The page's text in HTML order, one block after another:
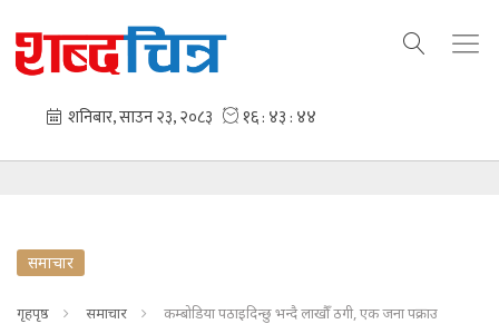
समाचार
गृहपृष्ठ समाचार कम्बोडिया पठाइदिन्छु भन्दै लाखौँ ठगी, एक जना पक्राउ